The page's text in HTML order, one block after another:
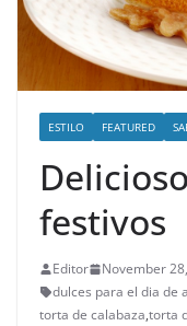
ESTILO FEATURED
festivos
Editor
November
dulces para el dia de
torta de calabaza,torta